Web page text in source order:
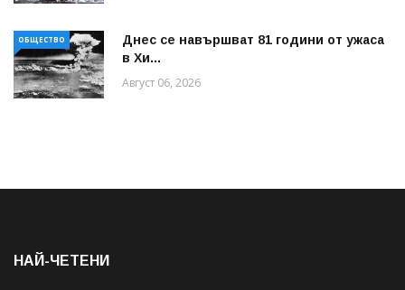
ОБЩЕСТВО
Днес се навършват 81 години от ужаса
в Хи...
Август 06, 2026
НАЙ-ЧЕТЕНИ